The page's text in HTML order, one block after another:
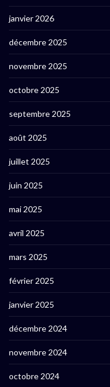
janvier 2026
décembre 2025
novembre 2025
octobre 2025
septembre 2025
août 2025
juillet 2025
juin 2025
mai 2025
avril 2025
mars 2025
février 2025
janvier 2025
décembre 2024
novembre 2024
octobre 2024